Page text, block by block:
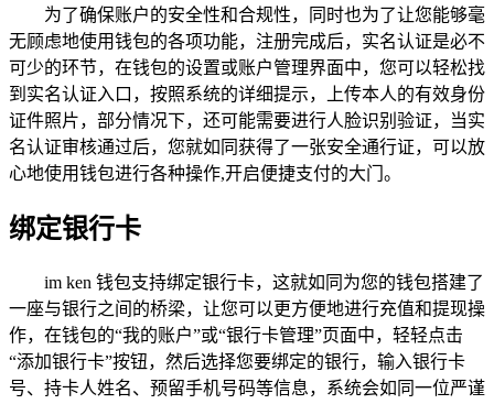
为了确保账户的安全性和合规性，同时也为了让您能够毫
无顾虑地使用钱包的各项功能，注册完成后，实名认证是必不
可少的环节，在钱包的设置或账户管理界面中，您可以轻松找
到实名认证入口，按照系统的详细提示，上传本人的有效身份
证件照片，部分情况下，还可能需要进行人脸识别验证，当实
名认证审核通过后，您就如同获得了一张安全通行证，可以放
心地使用钱包进行各种操作,开启便捷支付的大门。
绑定银行卡
im ken 钱包支持绑定银行卡，这就如同为您的钱包搭建了
一座与银行之间的桥梁，让您可以更方便地进行充值和提现操
作，在钱包的“我的账户”或“银行卡管理”页面中，轻轻点击
“添加银行卡”按钮，然后选择您要绑定的银行，输入银行卡
号、持卡人姓名、预留手机号码等信息，系统会如同一位严谨